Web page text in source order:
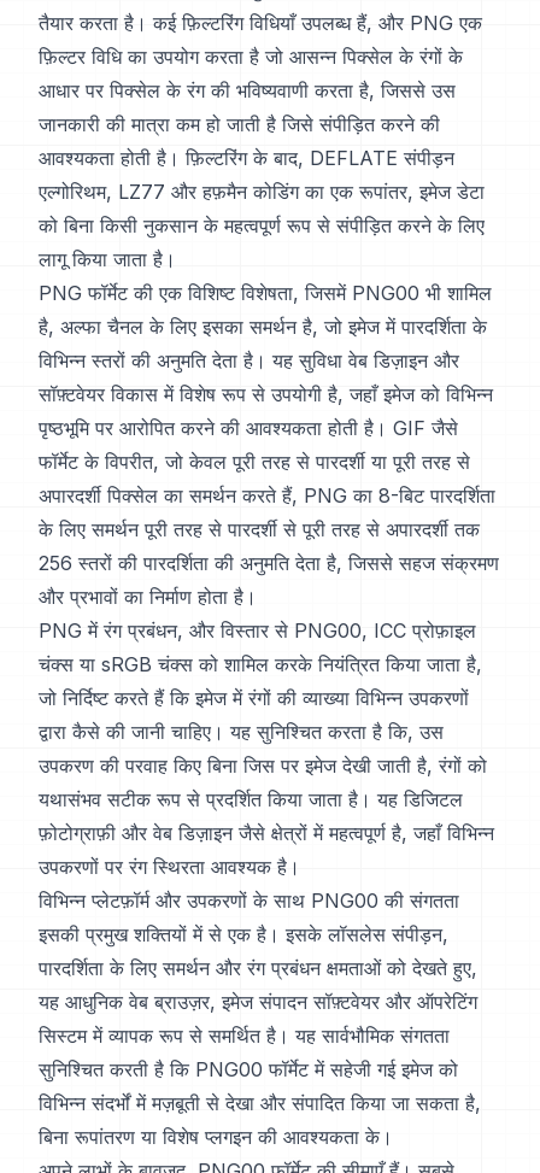
तैयार करता है। कई फ़िल्टरिंग विधियाँ उपलब्ध हैं, और PNG एक
फ़िल्टर विधि का उपयोग करता है जो आसन्न पिक्सेल के रंगों के
आधार पर पिक्सेल के रंग की भविष्यवाणी करता है, जिससे उस
जानकारी की मात्रा कम हो जाती है जिसे संपीड़ित करने की
आवश्यकता होती है। फ़िल्टरिंग के बाद, DEFLATE संपीड़न
एल्गोरिथम, LZ77 और हफ़मैन कोडिंग का एक रूपांतर, इमेज डेटा
को बिना किसी नुकसान के महत्वपूर्ण रूप से संपीड़ित करने के लिए
लागू किया जाता है।
PNG फॉर्मेट की एक विशिष्ट विशेषता, जिसमें PNG00 भी शामिल
है, अल्फा चैनल के लिए इसका समर्थन है, जो इमेज में पारदर्शिता के
विभिन्न स्तरों की अनुमति देता है। यह सुविधा वेब डिज़ाइन और
सॉफ़्टवेयर विकास में विशेष रूप से उपयोगी है, जहाँ इमेज को विभिन्न
पृष्ठभूमि पर आरोपित करने की आवश्यकता होती है। GIF जैसे
फॉर्मेट के विपरीत, जो केवल पूरी तरह से पारदर्शी या पूरी तरह से
अपारदर्शी पिक्सेल का समर्थन करते हैं, PNG का 8-बिट पारदर्शिता
के लिए समर्थन पूरी तरह से पारदर्शी से पूरी तरह से अपारदर्शी तक
256 स्तरों की पारदर्शिता की अनुमति देता है, जिससे सहज संक्रमण
और प्रभावों का निर्माण होता है।
PNG में रंग प्रबंधन, और विस्तार से PNG00, ICC प्रोफ़ाइल
चंक्स या sRGB चंक्स को शामिल करके नियंत्रित किया जाता है,
जो निर्दिष्ट करते हैं कि इमेज में रंगों की व्याख्या विभिन्न उपकरणों
द्वारा कैसे की जानी चाहिए। यह सुनिश्चित करता है कि, उस
उपकरण की परवाह किए बिना जिस पर इमेज देखी जाती है, रंगों को
यथासंभव सटीक रूप से प्रदर्शित किया जाता है। यह डिजिटल
फ़ोटोग्राफ़ी और वेब डिज़ाइन जैसे क्षेत्रों में महत्वपूर्ण है, जहाँ विभिन्न
उपकरणों पर रंग स्थिरता आवश्यक है।
विभिन्न प्लेटफ़ॉर्म और उपकरणों के साथ PNG00 की संगतता
इसकी प्रमुख शक्तियों में से एक है। इसके लॉसलेस संपीड़न,
पारदर्शिता के लिए समर्थन और रंग प्रबंधन क्षमताओं को देखते हुए,
यह आधुनिक वेब ब्राउज़र, इमेज संपादन सॉफ़्टवेयर और ऑपरेटिंग
सिस्टम में व्यापक रूप से समर्थित है। यह सार्वभौमिक संगतता
सुनिश्चित करती है कि PNG00 फॉर्मेट में सहेजी गई इमेज को
विभिन्न संदर्भों में मज़बूती से देखा और संपादित किया जा सकता है,
बिना रूपांतरण या विशेष प्लगइन की आवश्यकता के।